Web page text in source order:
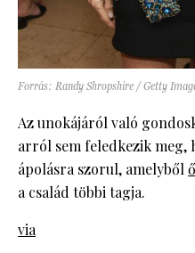
Forrás: Randy Shropshire / Getty
Az unokájáról való
arról sem feledkezik meg,
ápolásra szorul, amelyből
a család többi tagja.
via